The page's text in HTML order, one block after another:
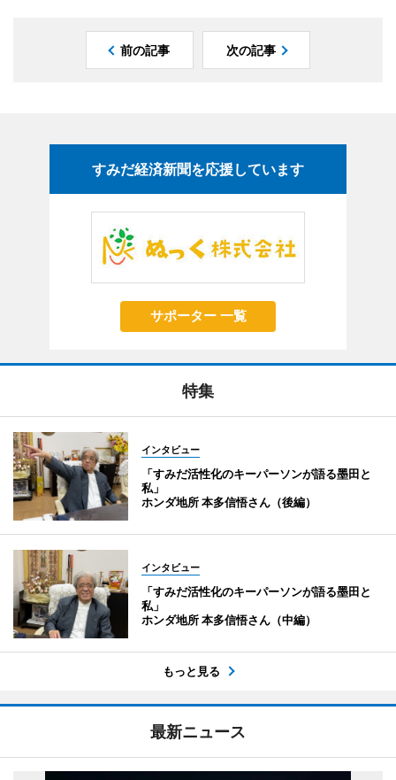
前の記事 次の記事
すみだ経済新聞を応援しています
サポーター 一覧
特集
インタビュー
「すみだ活性化のキーパーソンが語る墨田と
私」
ホンダ地所 本多信悟さん（後編）
インタビュー
「すみだ活性化のキーパーソンが語る墨田と
私」
ホンダ地所 本多信悟さん（中編）
もっと見る
最新ニュース